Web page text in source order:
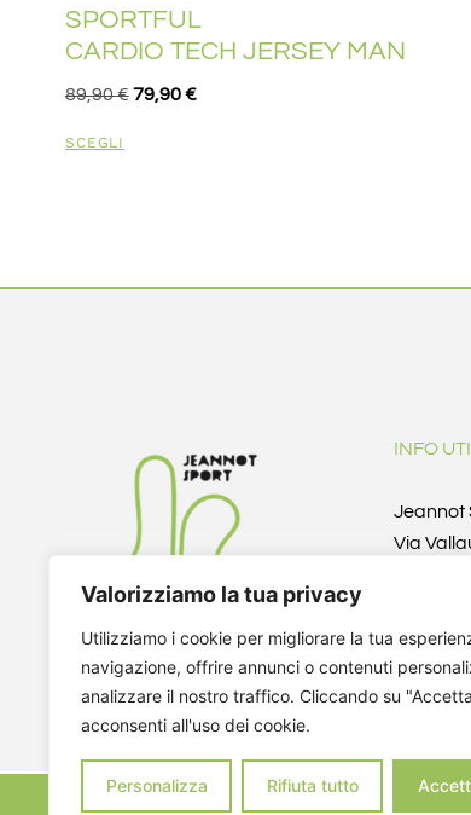
Valorizziamo la tua privacy
Utilizziamo i cookie per migliorare la tua
navigazione, offrire annunci o contenuti
analizzare il nostro traffico. Cliccando su
acconsenti all'uso dei cookie.
Personalizza Rifiuta tutto
SPORTFUL
CARDIO TECH JERSEY MAN
89,90€ 79,90€
SCEGLI
INFO
Jeannot
Via
P.IVA
CF